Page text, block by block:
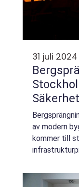
31 juli 2024
av modern
kommer till